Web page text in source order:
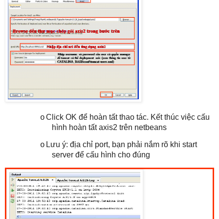
oClick OK để hoàn tất thao tác. Kết thúc việc cấu
hình hoàn tất axis2 trên netbeans
o Lưu ý: địa chỉ port, bạn phải nắm rõ khi start
server để cấu hình cho đúng